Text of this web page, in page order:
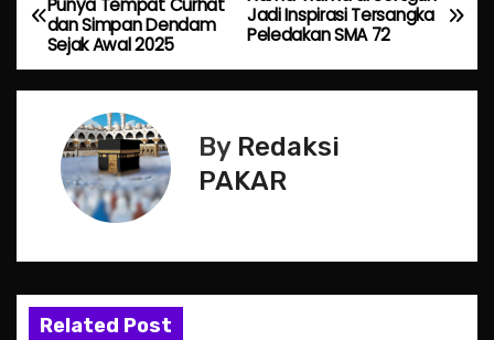
o
s
v
Jadi Inspirasi Tersangka
Peledakan SMA 72
Punya Tempat Curhat
dan Simpan Dendam
Sejak Awal 2025
By Redaksi
PAKAR
Related Post